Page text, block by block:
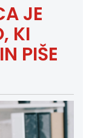
JE
KI
PIŠE